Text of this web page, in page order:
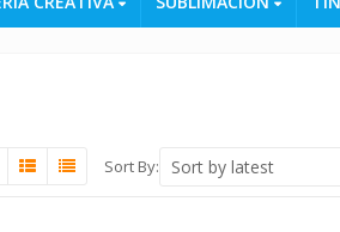
Sort By: